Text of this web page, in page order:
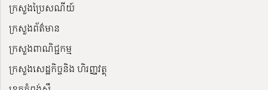
ក្រសួងប្រៃសណីយ៍
ក្រសួងព័ត៌មាន
ក្រសួងពាណិជ្ជកម្ម
ក្រសួងសេដ្ឋកិច្ចនិង ហិរញ្ញវត្ថុ